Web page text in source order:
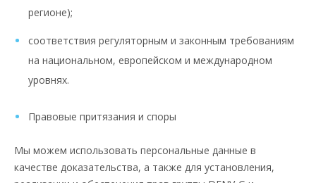
регионе);
соответствия регуляторным и законным требованиям
на национальном, европейском и международном
уровнях.
Правовые притязания и споры
Мы можем использовать персональные данные в
качестве доказательства, а также для установления,